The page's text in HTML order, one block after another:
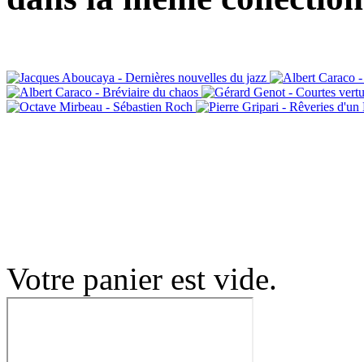
Votre panier est vide.